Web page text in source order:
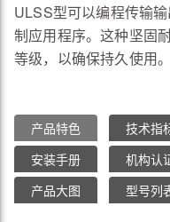
ULSS型可以编程传输
制应用程序。这种坚固
等级，以确保持久使用。
产品特色 技术指
安装手册
机构认
产品大图
型号列